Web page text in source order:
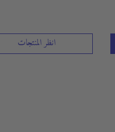
انظر المنتجات